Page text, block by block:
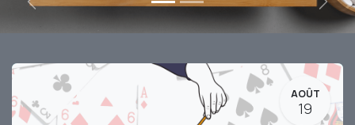
Précédent
AOÛT
19